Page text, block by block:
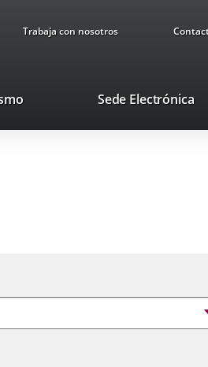
Trabaja con nosotros
Este
se
Sede Electrónica